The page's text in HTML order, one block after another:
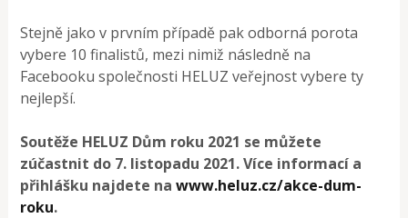
Stejně jako v prvním případě pak odborná porota
vybere 10 finalistů, mezi nimiž následně na
Facebooku společnosti HELUZ veřejnost vybere ty
nejlepší.
Soutěže HELUZ Dům roku 2021 se můžete
zúčastnit do 7. listopadu 2021. Více informací a
přihlášku najdete nawww.heluz.cz/akce-dum-
roku.